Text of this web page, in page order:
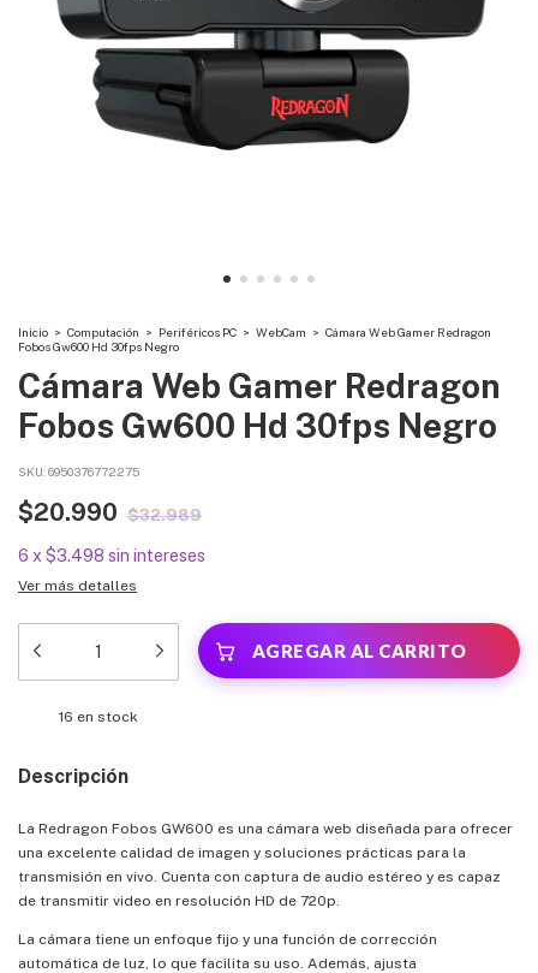
Inicio > Computación > Periféricos PC > WebCam > Cámara Web Gamer Redragon
Fobos Gw600 Hd 30fps Negro
Cámara Web Gamer Redragon
Fobos Gw600 Hd 30fps Negro
SKU: 6950376772275
$20.990 $32.989
6 x $3.498 sin intereses
Ver más detalles
16 en stock
Descripción
La Redragon Fobos GW600 es una cámara web diseñada para ofrecer
una excelente calidad de imagen y soluciones prácticas para la
transmisión en vivo. Cuenta con captura de audio estéreo y es capaz
de transmitir video en resolución HD de 720p.
La cámara tiene un enfoque fijo y una función de corrección
automática de luz, lo que facilita su uso. Además, ajusta